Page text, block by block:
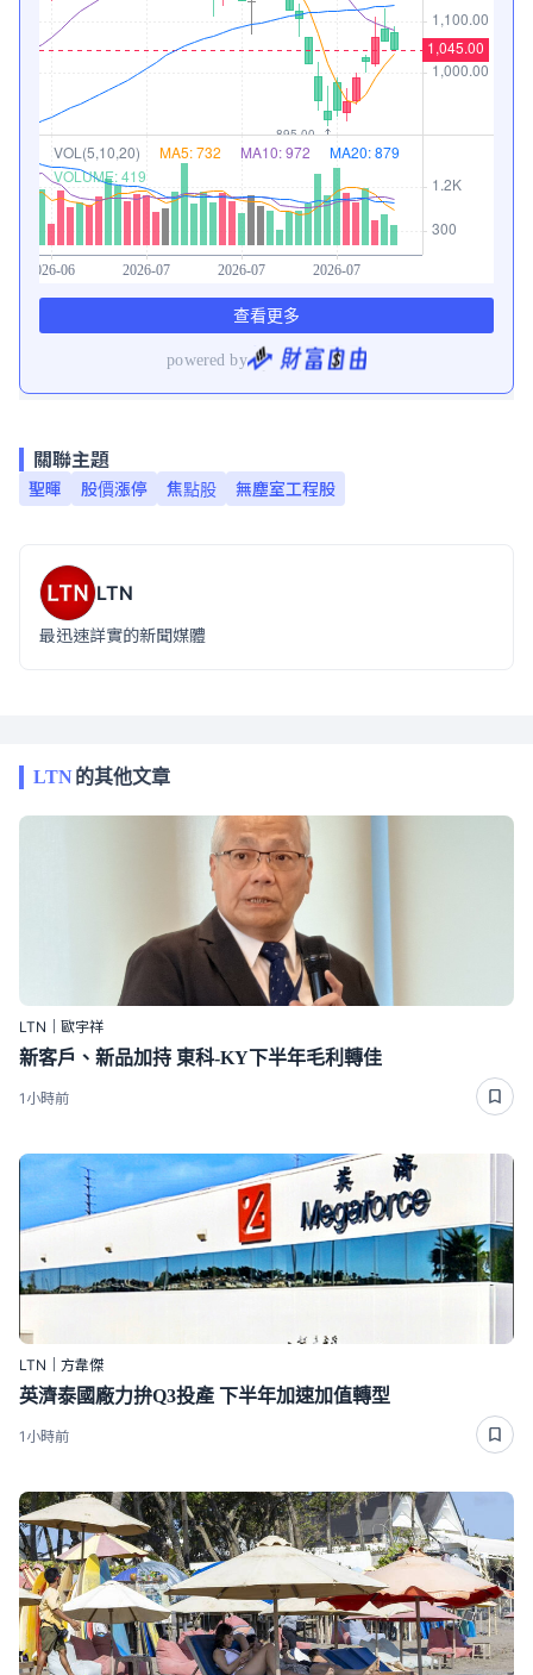
關聯主題
聖暉 股價漲停 焦點股 無塵室工程股
LTN
最迅速詳實的新聞媒體
LTN的其他文章
LTN｜歐宇祥
新客戶、新品加持 東科-KY下半年毛利轉佳
1小時前
LTN｜方韋傑
英濟泰國廠力拚Q3投產 下半年加速加值轉型
1小時前